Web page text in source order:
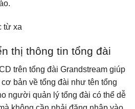
từ xa
thị thông tin tổng đài
trên tổng đài Grandstream giúp
bản về tổng đài như tên tổng
người quản lý tổng đài có thể dễ